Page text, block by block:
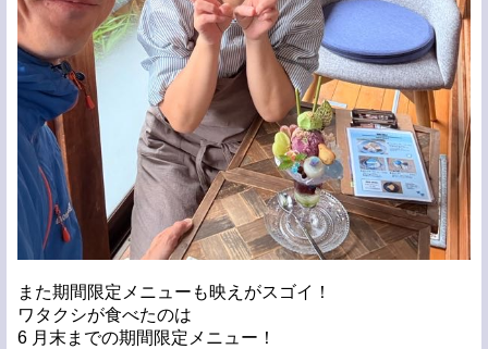
また期間限定メニューも映えがスゴイ！
ワタクシが食べたのは
6 月末までの期間限定メニュー！